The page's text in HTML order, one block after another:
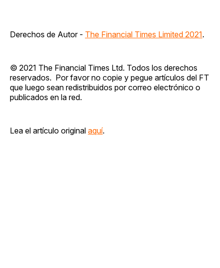
Derechos de Autor - The Financial Times Limited 2021.
© 2021 The Financial Times Ltd. Todos los derechos
reservados. Por favor no copie y pegue artículos del FT
que luego sean redistribuidos por correo electrónico o
publicados en la red.
Lea el artículo original aquí.